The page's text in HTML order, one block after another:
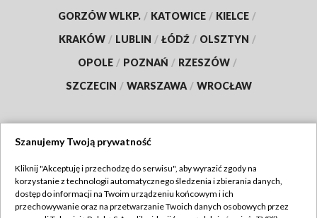
GORZÓW WLKP. / KATOWICE / KIELCE /
KRAKÓW / LUBLIN / ŁÓDŹ / OLSZTYN /
OPOLE / POZNAŃ / RZESZÓW /
SZCZECIN / WARSZAWA / WROCŁAW
TVP
Abonament TVP
Regulamin TVP
Szanujemy Twoją prywatność
Kliknij "Akceptuję i przechodzę do serwisu", aby wyrazić zgody na
korzystanie z technologii automatycznego śledzenia i zbierania danych,
dostęp do informacji na Twoim urządzeniu końcowym i ich
przechowywanie oraz na przetwarzanie Twoich danych osobowych przez